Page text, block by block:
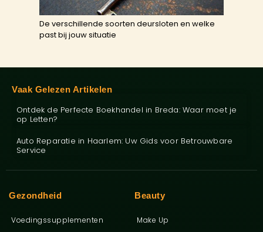
De verschillende soorten deursloten en welke
past bij jouw situatie
Beauty
Make Up
Gezondheid
Voedingssupplementen
Vaak Gelezen Artikelen
Ontdek de Perfecte Boekhandel in Breda: Waar moet je
op Letten?
Auto Reparatie in Haarlem: Uw Gids voor Betrouwbare
Service